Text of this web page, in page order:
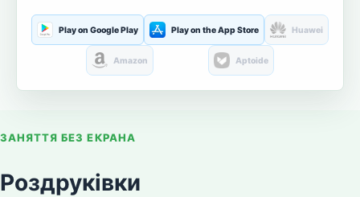
Play on Google Play Play on the App Store Huawei
Amazon Aptoide
ЗАНЯТТЯ БЕЗ ЕКРАНА
Роздруківки